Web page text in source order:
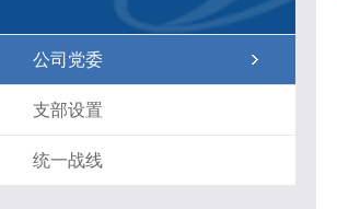
公司党委
支部设置
统一战线